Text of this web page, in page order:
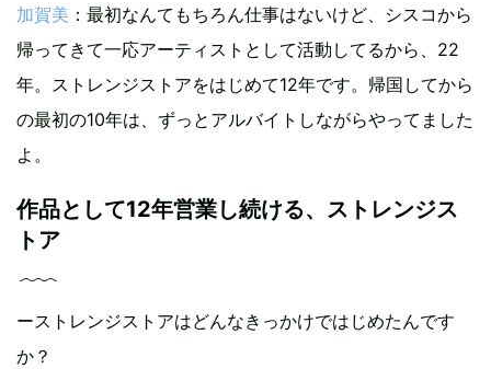
加賀美 ：最初なんてもちろん仕事はないけど、シスコから
帰ってきて一応アーティストとして活動してるから、22
年。ストレンジストアをはじめて12年です。帰国してから
の最初の10年は、ずっとアルバイトしながらやってました
よ。
作品として12年営業し続ける、ストレンジス
トア
ーストレンジストアはどんなきっかけではじめたんです
か？